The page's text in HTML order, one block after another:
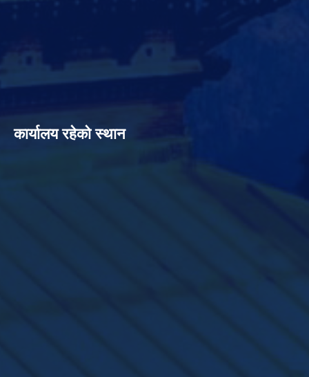
कार्यालय रहेको स्थान